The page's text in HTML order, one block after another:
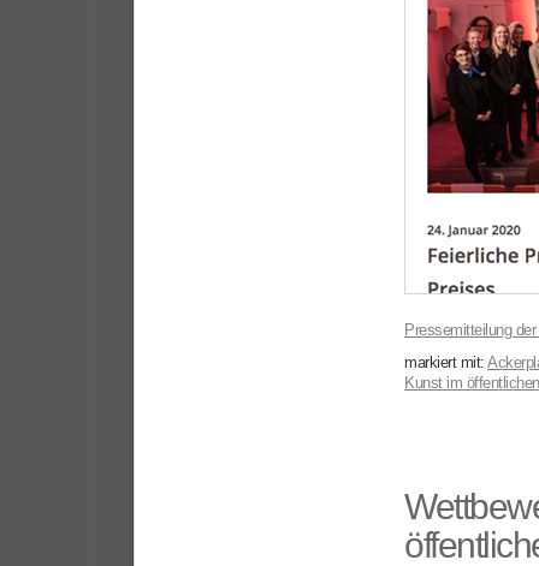
Pressemitteilung
markiert mit:
Kunst im